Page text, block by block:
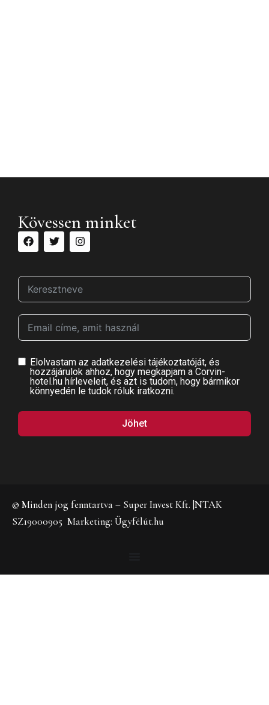
Kövessen minket
Elolvastam az adatkezelési tájékoztatóját, és
hozzájárulok ahhoz, hogy megkapjam a Corvin-
hotel.hu hírleveleit, és azt is tudom, hogy bármikor
könnyedén le tudok róluk iratkozni.
Jöhet
© Minden jog fenntartva – Super Invest Kft. |NTAK
SZ19000905 Marketing: Ügyfélút.hu